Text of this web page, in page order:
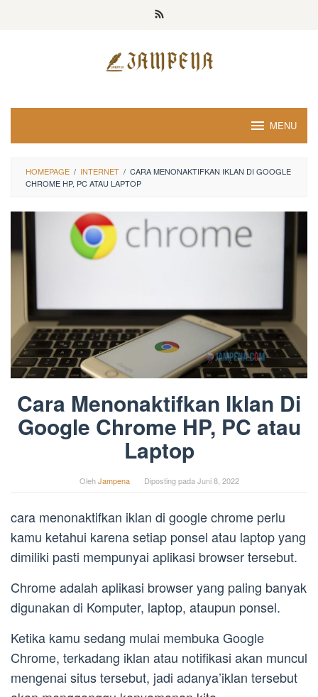
MENU
HOMEPAGE / INTERNET / CARA MENONAKTIFKAN IKLAN DI GOOGLE
CHROME HP, PC ATAU LAPTOP
Cara Menonaktifkan Iklan Di
Google Chrome HP, PC atau
Laptop
OlehJampena Diposting pada Juni 8, 2022
cara menonaktifkan iklan di google chrome perlu
kamu ketahui karena setiap ponsel atau laptop yang
dimiliki pasti mempunyai aplikasi browser tersebut.
Chrome adalah aplikasi browser yang paling banyak
digunakan di Komputer, laptop, ataupun ponsel.
Ketika kamu sedang mulai membuka Google
Chrome, terkadang iklan atau notifikasi akan muncul
mengenai situs tersebut, jadi adanya’iklan tersebut